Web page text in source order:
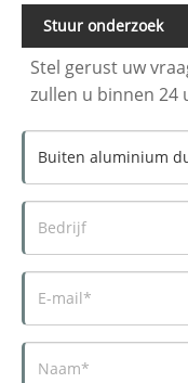
Stuur onderzoek
Stel gerust uw
zullen u binnen 24